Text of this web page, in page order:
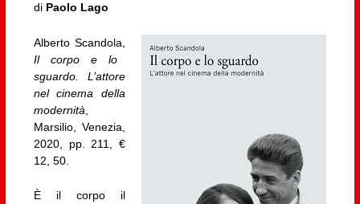
di Paolo Lago
Alberto Scandola,
Il corpo e lo
sguardo. L’attore
nel cinema della
modernità
Marsilio, Venezia,
2020, pp. 211, €
12, 50.
È il corpo il